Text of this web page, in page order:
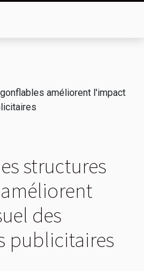
améliorent l'impact
structures
des
publicitaires